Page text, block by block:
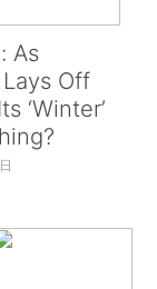
As
Off
‘Winter’